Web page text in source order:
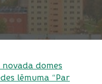
novada domes
lēmuma “Par